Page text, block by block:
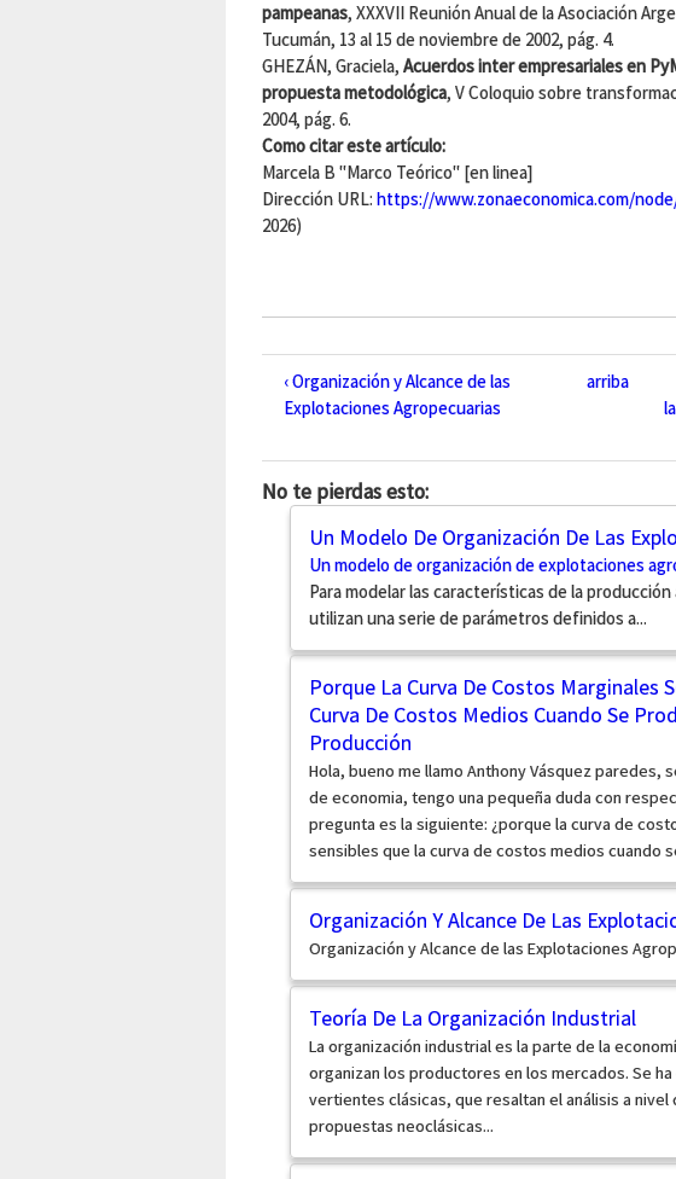
pampeanas, XXXVII Reunión Anual de la Asociación
Tucumán, 13 al 15 de noviembre de 2002, pág. 4.
GHEZÁN, Graciela, Acuerdos inter empresariales en
propuesta metodológica, V Coloquio sobre
2004, pág. 6.
Como citar este artículo:
Marcela B "Marco Teórico" [en linea]
Dirección URL: https://www.zonaeconomica.com/
2026)
‹ Organización y Alcance de las
Explotaciones Agropecuarias
arriba
No te pierdas esto:
Un Modelo De Organización De Las
Un modelo de organización de explotaciones
Para modelar las características de la
utilizan una serie de parámetros definidos a...
Porque La Curva De Costos Marginales
Curva De Costos Medios Cuando Se
Producción
Hola, bueno me llamo Anthony Vásquez paredes,
de economia, tengo una pequeña duda con
pregunta es la siguiente: ¿porque la curva de
sensibles que la curva de costos medios cuando
Organización Y Alcance De Las
Organización y Alcance de las Explotaciones
Teoría De La Organización Industrial
La organización industrial es la parte de la
organizan los productores en los mercados. Se
vertientes clásicas, que resaltan el análisis a nivel
propuestas neoclásicas...